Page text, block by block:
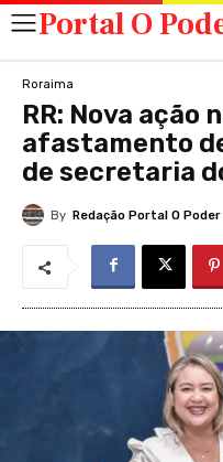
Portal O
Roraima
RR: Nova ação
afastamento
de secretaria
By Redação Portal O Poder